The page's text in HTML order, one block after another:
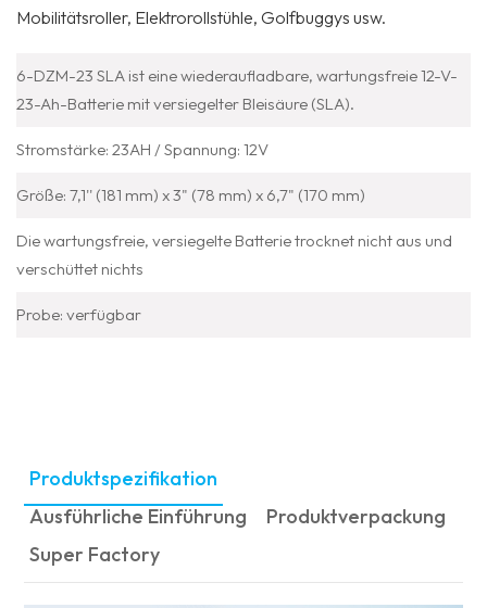
Mobilitätsroller, Elektrorollstühle, Golfbuggys usw.
6-DZM-23 SLA ist eine wiederaufladbare, wartungsfreie 12-V-
23-Ah-Batterie mit versiegelter Bleisäure (SLA).
Stromstärke: 23AH / Spannung: 12V
Größe: 7,1'' (181 mm) x 3" (78 mm) x 6,7" (170 mm)
Die wartungsfreie, versiegelte Batterie trocknet nicht aus und
verschüttet nichts
Probe: verfügbar
Produktspezifikation
Ausführliche Einführung
Produktverpackung
Super Factory